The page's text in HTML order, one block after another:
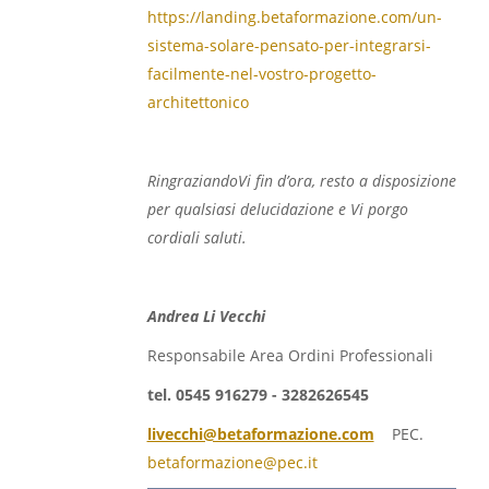
https://landing.betaformazione.com/un-
sistema-solare-pensato-per-integrarsi-
facilmente-nel-vostro-progetto-
architettonico
RingraziandoVi fin d’ora, resto a disposizione
per qualsiasi delucidazione e Vi porgo
cordiali saluti.
Andrea Li Vecchi
Responsabile Area Ordini Professionali
tel. 0545 916279 - 3282626545
livecchi@betaformazione.com PEC.
betaformazione@pec.it